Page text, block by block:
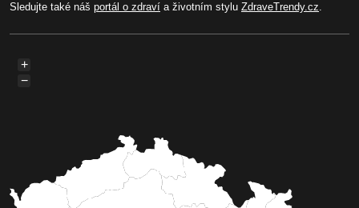
Sledujte také náš portál o zdraví a životním stylu ZdraveTrendy.cz.
+
−